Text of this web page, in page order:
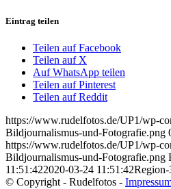
Eintrag teilen
Teilen auf Facebook
Teilen auf X
Auf WhatsApp teilen
Teilen auf Pinterest
Teilen auf Reddit
https://www.rudelfotos.de/UP1/wp-
Bildjournalismus-und-Fotografie.png
https://www.rudelfotos.de/UP1/wp-
Bildjournalismus-und-Fotografie.png
11:51:422020-03-24 11:51:42Region-
© Copyright - Rudelfotos -